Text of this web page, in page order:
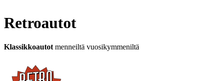
Retroautot
Klassikkoautot menneiltä vuosikymmeniltä